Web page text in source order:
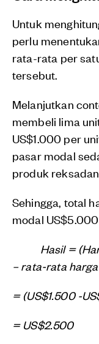
Untuk
perlu
rata-rata per
tersebut.
Melanjutkan
membeli lima
US$1.000 per
pasar modal
produk
Sehingga, total
modal
Hasil =
– rata-rata
= (US$1.500 -
= US$2.500